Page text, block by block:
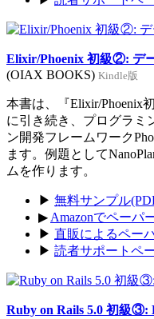
Elixir/Phoenix 初級②: デ
(OIAX BOOKS) Kindle版
本書は、『Elixir/Phoenix
に引き続き、プログラミ
ン開発フレームワーク
ます。例題として
ムを作ります。
▶ 無料サンプル
▶ Amazonでペーパ
▶ 直販によるペー
▶ 読者サポートペ
Ruby on Rails 5.0 初級③: